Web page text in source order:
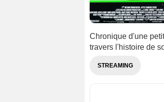
Chronique d'une
travers l'histoire de
STREAMING